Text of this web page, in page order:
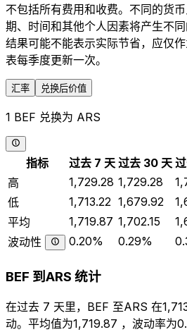
不包括所有费用和收费。不同的货
期、时间和其他个人因素将产生不
结果可能不能表示实际节省，应仅
表每季度更新一次。
汇率 兑换后价值
1 BEF 兑换为 ARS
指标 过去 7 天 过去 30 天
高
1,729.28 1,729.28
低
1,713.22 1,679.92
平均
1,719.87 1,702.15
波动性
0.20% 0.29%
BEF 到ARS 统计
在过去 7 天里，BEF 至ARS 在
动。平均值为1,719.87 ，波动率为